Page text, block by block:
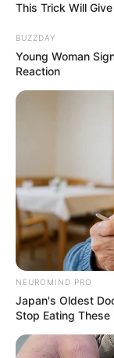
Scientists
Discovery
BRAINBERRIES
Remember
Era—See The
BRAINBERRIES
This Trick Will
BUZZDAY
Young Woman
Reaction
NEUROMIND PRO
Japan's Oldest
Stop Eating These